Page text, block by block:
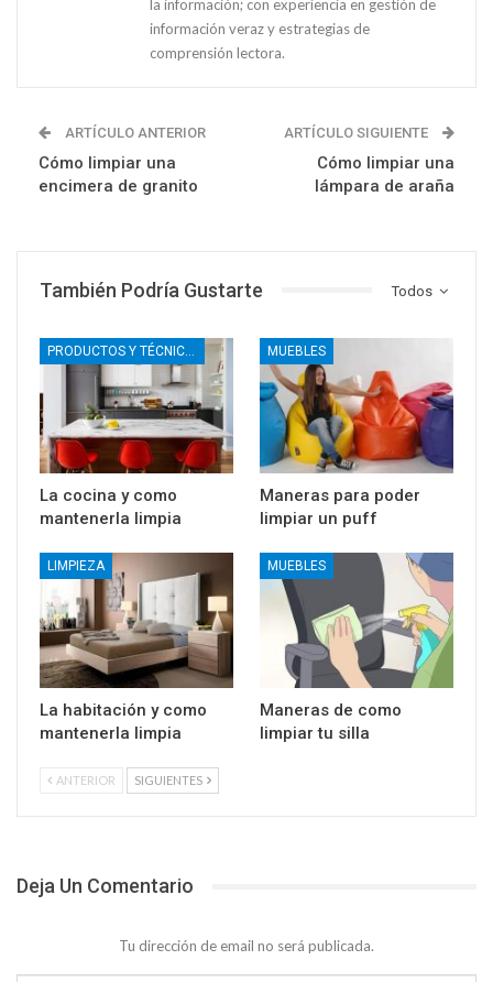
la información; con experiencia en gestión de
información veraz y estrategias de
comprensión lectora.
ARTÍCULO ANTERIOR
Cómo limpiar una
encimera de granito
ARTÍCULO SIGUIENTE
Cómo limpiar una
lámpara de araña
Todos
También Podría Gustarte
La cocina y como
mantenerla limpia
MUEBLES
Maneras para poder
limpiar un puff
LIMPIEZA
La habitación y como
mantenerla limpia
MUEBLES
Maneras de como
limpiar tu silla
ANTERIOR SIGUIENTES
Deja Un Comentario
Tu dirección de email no será publicada.